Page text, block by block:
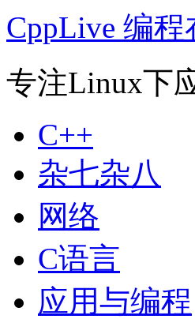
CppLive 编程
专注Linux下
C++
杂七杂八
网络
C语言
应用与编程